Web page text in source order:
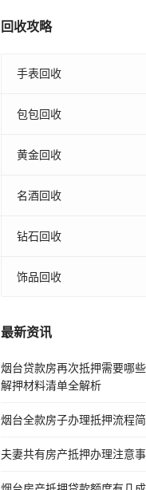
回收攻略
手表回收
包包回收
黄金回收
名酒回收
钻石回收
饰品回收
最新资讯
烟台贷款房再次抵押需要哪
解押材料清单全解析
烟台全款房子办理抵押流程简
夫妻共有房产抵押办理注意事